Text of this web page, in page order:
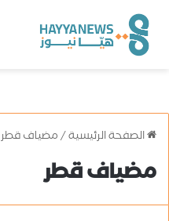
الصفحة الرئيسية/مضياف قطر
مضياف قطر